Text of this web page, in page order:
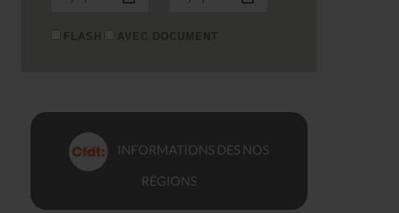
FLASH AVEC DOCUMENT
INFORMATIONS DES NOS
RÉGIONS